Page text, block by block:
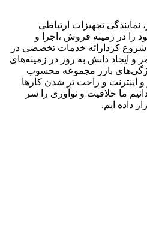
تجهیزات ارتباطی
از سال ۱۳۸۵ کار خود را در زمینه فروش ،اجرا و
شروع کردارائه خدمات تخصصی در
و ایجاد دانش به‌ روز در زمینه‌های
بارز مجموعه محسوب
و اینترنت و راحت تر شدن کارها
ما خلاقیت و نوآوری را سر
داده ایم.